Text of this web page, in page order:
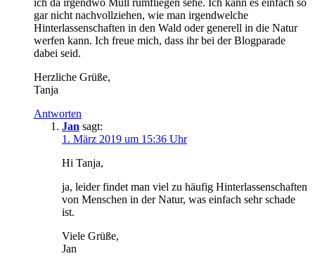
ich da irgendwo Müll rumfliegen sehe. Ich kann es einfach so
gar nicht nachvollziehen, wie man irgendwelche
Hinterlassenschaften in den Wald oder generell in die Natur
werfen kann. Ich freue mich, dass ihr bei der Blogparade
dabei seid.
Herzliche Grüße,
Tanja
Antworten
Jan sagt:
1. März 2019 um 15:36 Uhr
Hi Tanja,
ja, leider findet man viel zu häufig Hinterlassenschaften
von Menschen in der Natur, was einfach sehr schade
ist.
Viele Grüße,
Jan